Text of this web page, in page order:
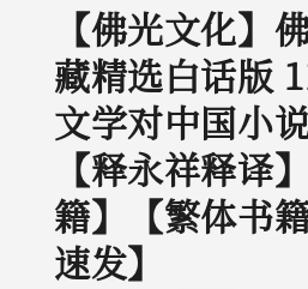
【佛光文化】
藏精选白话版
文学对中国小
【释永祥释译
籍】【繁体书
速发】